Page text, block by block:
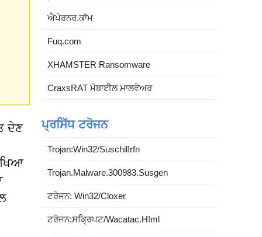
ਦੇਣ
ਐਪੋਰਨਰ.ਕਾੱਮ
Fuq.com
XHAMSTER Ransomware
CraxsRAT ਮੋਬਾਈਲ ਮਾਲਵੇਅਰ
ਪ੍ਰਸਿੱਧ ਟਰੋਜਨ
Trojan:Win32/Suschil!rfn
Trojan.Malware.300983.Susgen
ਟਰੋਜਨ: Win32/Cloxer
ਟਰੋਜਨ:ਸਕ੍ਰਿਪਟ/Wacatac.H!ml